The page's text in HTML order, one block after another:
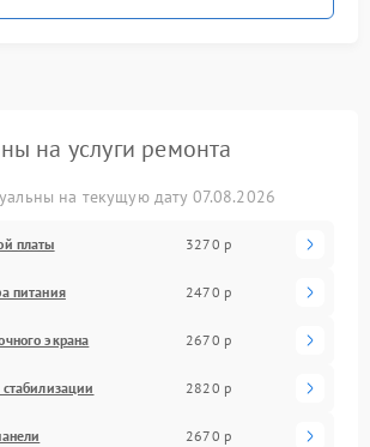
на услуги ремонта
на текущую дату 07.08.2026
платы 3270 р
питания 2470 р
экрана 2670 р
2820 р
2670 р